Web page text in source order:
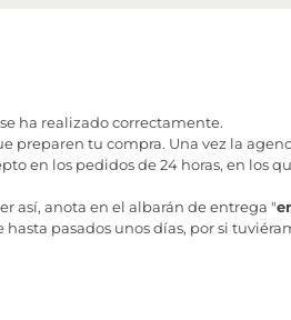
ha realizado correctamente.
preparen tu compra. Una vez la
en los pedidos de 24 horas, en los
así, anota en el albarán de entrega "
pasados unos días, por si